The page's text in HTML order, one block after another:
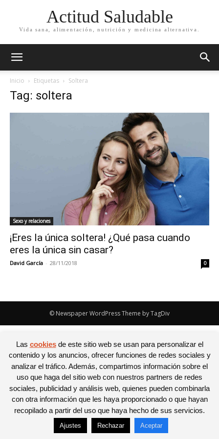
Actitud Saludable
Vida sana, alimentación, nutrición y medicina alternativa.
Inicio Etiquetas Soltera
Tag: soltera
Sexo y relaciones
¡Eres la única soltera! ¿Qué pasa cuando
eres la única sin casar?
David García - 28/11/2018 0
© Newspaper WordPress Theme by TagDiv
Las cookiesde este sitio web se usan para personalizar el
contenido y los anuncios, ofrecer funciones de redes sociales y
analizar el tráfico. Además, compartimos información sobre el
uso que haga del sitio web con nuestros partners de redes
sociales, publicidad y análisis web, quienes pueden combinarla
con otra información que les haya proporcionado o que hayan
recopilado a partir del uso que haya hecho de sus servicios.
Ajustes Rechazar Aceptar